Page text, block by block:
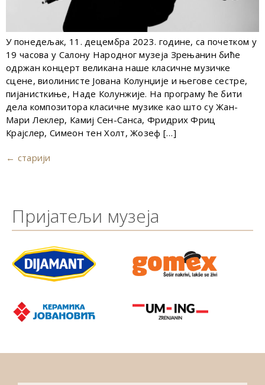
У понедељак, 11. децембра 2023. године, са почетком у
19 часова у Салону Народног музеја Зрењанин биће
одржан концерт великана наше класичне музичке
сцене, виолинисте Јована Колунџије и његове сестре,
пијанисткиње, Наде Колунжије. На програму ће бити
дела композитора класичне музике као што су Жан-
Мари Леклер, Камиј Сен-Санса, Фридрих Фриц
Крајслер, Симеон тен Холт, Жозеф […]
← старији
Пријатељи музеја